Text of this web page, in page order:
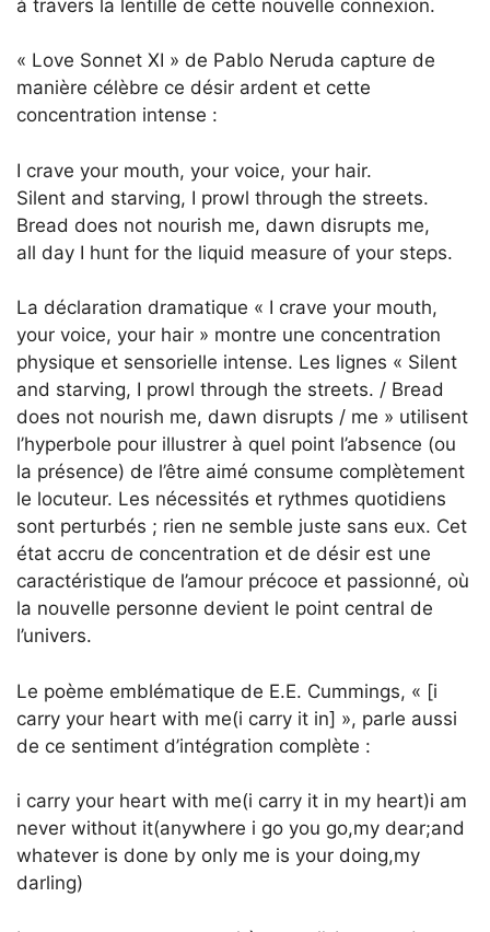
à travers la lentille de cette nouvelle connexion.
« Love Sonnet XI » de Pablo Neruda capture de
manière célèbre ce désir ardent et cette
concentration intense :
I crave your mouth, your voice, your hair.
Silent and starving, I prowl through the streets.
Bread does not nourish me, dawn disrupts me,
all day I hunt for the liquid measure of your steps.
La déclaration dramatique « I crave your mouth,
your voice, your hair » montre une concentration
physique et sensorielle intense. Les lignes « Silent
and starving, I prowl through the streets. / Bread
does not nourish me, dawn disrupts / me » utilisent
l’hyperbole pour illustrer à quel point l’absence (ou
la présence) de l’être aimé consume complètement
le locuteur. Les nécessités et rythmes quotidiens
sont perturbés ; rien ne semble juste sans eux. Cet
état accru de concentration et de désir est une
caractéristique de l’amour précoce et passionné, où
la nouvelle personne devient le point central de
l’univers.
Le poème emblématique de E.E. Cummings, « [i
carry your heart with me(i carry it in] », parle aussi
de ce sentiment d’intégration complète :
i carry your heart with me(i carry it in my heart)i am
never without it(anywhere i go you go,my dear;and
whatever is done by only me is your doing,my
darling)